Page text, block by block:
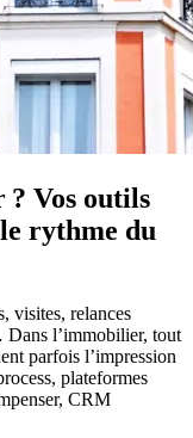
? Vos outils
rythme du
visites, relances
Dans l’immobilier, tout
parfois l’impression
plateformes
CRM